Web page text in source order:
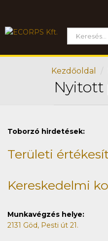
Kezdőoldal
Nyitott
Toborzó hirdetések:
Területi
Kereskedelmi
Munkavégzés helye:
2131 Göd, Pesti út 21.